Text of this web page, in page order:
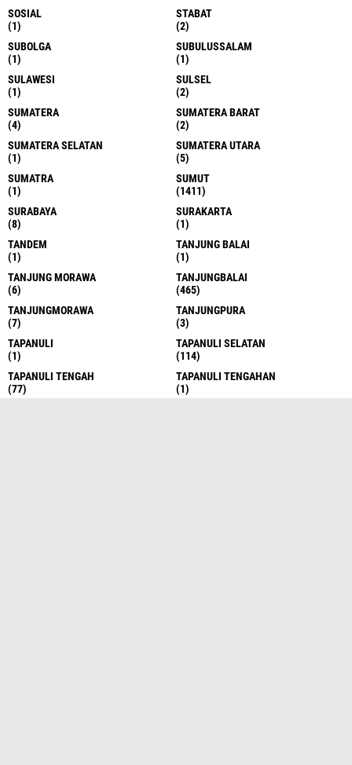
SOSIAL
(1)
STABAT
(2)
SUBOLGA
(1)
SUBULUSSALAM
(1)
SULAWESI
(1)
SULSEL
(2)
SUMATERA
(4)
SUMATERA BARAT
(2)
SUMATERA SELATAN
(1)
SUMATERA UTARA
(5)
SUMATRA
(1)
SUMUT
(1411)
SURABAYA
(8)
SURAKARTA
(1)
TANDEM
(1)
TANJUNG BALAI
(1)
TANJUNG MORAWA
(6)
TANJUNGBALAI
(465)
TANJUNGMORAWA
(7)
TANJUNGPURA
(3)
TAPANULI
(1)
TAPANULI SELATAN
(114)
TAPANULI TENGAH
(77)
TAPANULI TENGAHAN
(1)